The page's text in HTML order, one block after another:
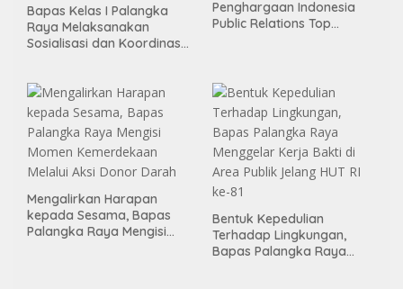
Bapas Kelas I Palangka
Raya Melaksanakan
Sosialisasi dan Koordinasi
Penghargaan Indonesia
Public Relations Top
Mengalirkan Harapan
kepada Sesama, Bapas
Palangka Raya Mengisi
Bentuk Kepedulian
Terhadap Lingkungan,
Bapas Palangka Raya